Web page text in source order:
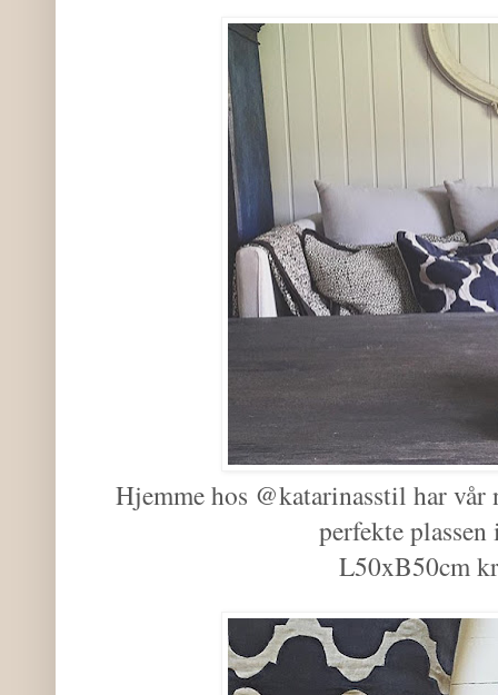
Hjemme hos @katarinasstil har
perfekte plassen
L50xB50cm